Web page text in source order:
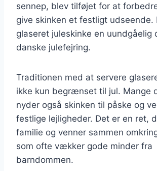
sennep, blev tilføjet for at
give skinken et festligt udseende.
glaseret juleskinke en uundgåelig
danske julefejring.
Traditionen med at servere
ikke kun begrænset til jul. Mange
nyder også skinken til påske og
festlige lejligheder. Det er en ret,
familie og venner sammen
som ofte vækker gode minder fra
barndommen.